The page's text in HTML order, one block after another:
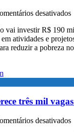
desativados
vai investir R$ 190
atividades e
reduzir a pobreza
três mil
desativados